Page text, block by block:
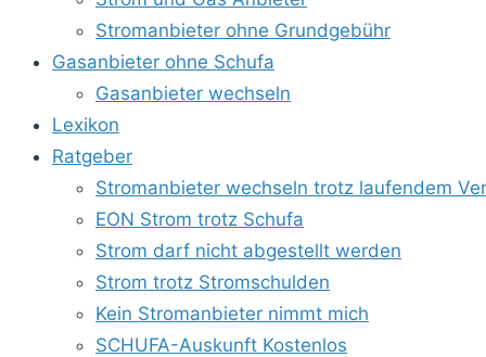
Stromanbieter ohne Grundgebühr
Gasanbieter ohne Schufa
Gasanbieter wechseln
Lexikon
Ratgeber
Stromanbieter wechseln trotz laufendem
EON Strom trotz Schufa
Strom darf nicht abgestellt werden
Strom trotz Stromschulden
Kein Stromanbieter nimmt mich
SCHUFA-Auskunft Kostenlos